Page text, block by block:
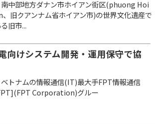
中部地方ダナン市ホイアン街区(phuong Hoi
、旧クアンナム省ホイアン市)の世界文化遺産で
旧市...
向けシステム開発・運用保守で協
トナムの情報通信(IT)最大手FPT情報通信
Corporation)グルー